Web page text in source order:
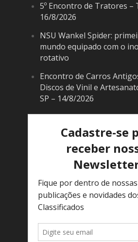
5º Encontro de Tratores –
16/8/2026
NSU Wankel Spider:
mundo equipado com o
rotativo
Encontro de Carros
Discos de Vinil e
SP – 14/8/2026